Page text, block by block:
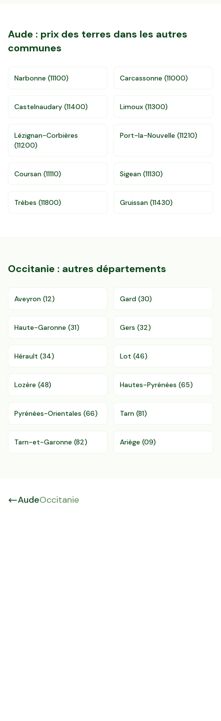
Aude : prix des terres dans les autres
communes
Narbonne (11100) Carcassonne (11000)
Castelnaudary (11400) Limoux (11300)
Lézignan-Corbières
(11200)
Port-la-Nouvelle (11210)
Coursan (11110) Sigean (11130)
Trèbes (11800) Gruissan (11430)
Occitanie : autres départements
Aveyron (12) Gard (30)
Haute-Garonne (31) Gers (32)
Hérault (34) Lot (46)
Lozère (48) Hautes-Pyrénées (65)
Pyrénées-Orientales (66) Tarn (81)
Tarn-et-Garonne (82) Ariège (09)
AudeOccitanie
96 departements